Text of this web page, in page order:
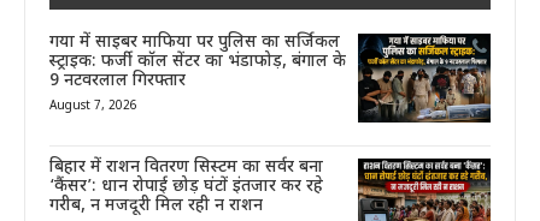
गया में साइबर माफिया पर पुलिस का सर्जिकल
स्ट्राइक: फर्जी कॉल सेंटर का भंडाफोड़, बंगाल के
9 नटवरलाल गिरफ्तार
August 7, 2026
बिहार में राशन वितरण सिस्टम का सर्वर बना
‘कैंसर’: धान रोपाई छोड़ घंटों इंतजार कर रहे
गरीब, न मजदूरी मिल रही न राशन